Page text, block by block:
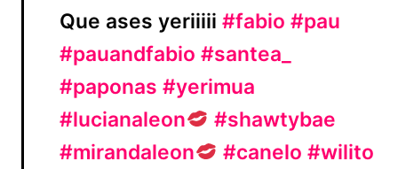
Que ases yeriiiii #fabio #pau
#pauandfabio #santea_
#paponas #yerimua
#lucianaleon
#shawtybae
#mirandaleon
#canelo #wilito